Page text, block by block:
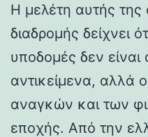
Η μελέτη αυτής της
διαδρομής δείχνει
υποδομές δεν
αντικείμενα, αλλά
αναγκών και των
εποχής. Από την